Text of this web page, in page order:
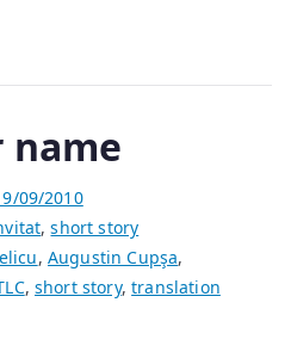
name
09/2010
,short story
, Augustin Cupşa,
,short story,translation